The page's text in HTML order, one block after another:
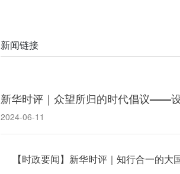
新闻链接
新华时评｜众望所归的时代倡议——
2024-06-11
【时政要闻】新华时评｜知行合一的